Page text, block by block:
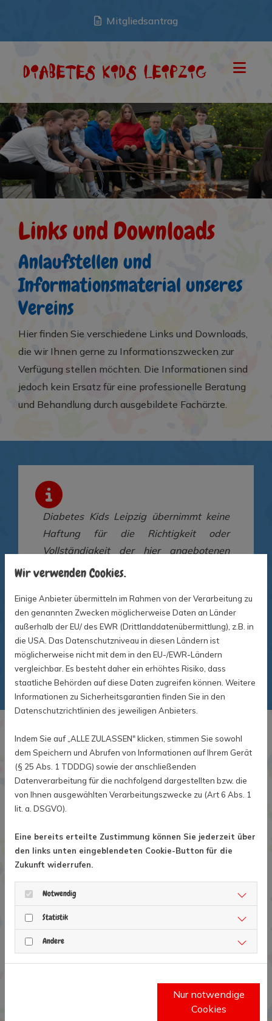
Mitgliedsantrag
Links und Downloads
Anlaufstellen und
Informationsmaterial unseres
Vereins
Hier finden Sie verschiedene Links und Downloads,
die wir Ihnen gerne zu Informationszwecken zur
Verfügung stellen möchten. Die Informationen sind
jedoch kein Ersatz für eine professionelle Beratung
und Behandlung durch ausgebildete Fachärzte.
Diabetes Kids Leipzig übernimmt keine
Haftung für die Richtigkeit oder
Vollständigkeit der hier angebotenen
Informationen. Die Links auf dieser Seite
möchten an dieser Stelle betonen, dass
wir nicht für die verlinkten Seiten
verantwortlich sind und uns diese auch
nicht zu eigen machen möchten!
Links unserer Partner:
Diabetikerbund Sachsen
Deutscher Diabetikerbund
Insuliner
Diabetes-Kids.de
Kinderstiftung Dianino
Wir verwenden Cookies.
Einige Anbieter übermitteln im Rahmen von der Verarbeitung zu
den genannten Zwecken möglicherweise Daten an Länder
außerhalb der EU/ des EWR (Drittlanddatenübermittlung), z.B. in
die USA. Das Datenschutzniveau in diesen Ländern ist
möglicherweise nicht mit dem in den EU-/EWR-Ländern
vergleichbar. Es besteht daher ein erhöhtes Risiko, dass
staatliche Behörden auf diese Daten zugreifen können. Weitere
Informationen zu Sicherheitsgarantien finden Sie in den
Datenschutzrichtlinien des jeweiligen Anbieters.
Indem Sie auf „ALLE ZULASSEN" klicken, stimmen Sie sowohl
dem Speichern und Abrufen von Informationen auf Ihrem Gerät
(§ 25 Abs. 1 TDDDG) sowie der anschließenden
Datenverarbeitung für die nachfolgend dargestellten bzw. die
von Ihnen ausgewählten Verarbeitungszwecke zu (Art 6 Abs. 1
lit. a. DSGVO).
Eine bereits erteilte Zustimmung können Sie jederzeit über
den links unten eingeblendeten Cookie-Button für die
Zukunft widerrufen.
Notwendig
Statistik
Andere
Nur notwendige
Cookies